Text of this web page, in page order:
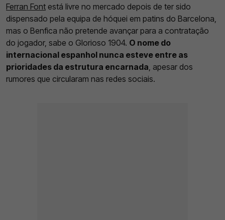
Ferran Font está livre no mercado depois de ter sido
dispensado pela equipa de hóquei em patins do Barcelona,
mas o Benfica não pretende avançar para a contratação
do jogador, sabe o Glorioso 1904. O nome do
internacional espanhol nunca esteve entre as
prioridades da estrutura encarnada , apesar dos
rumores que circularam nas redes sociais.